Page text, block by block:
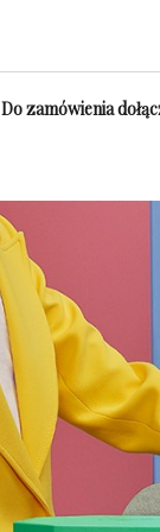
Do zamówienia